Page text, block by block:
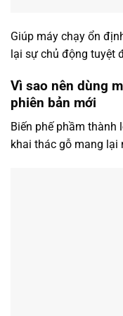
Giúp máy chạy ổn
lại sự chủ động tuyệt
Vì sao nên dùng
phiên bản mới
Biến phế phầm thành
khai thác gỗ mang lại